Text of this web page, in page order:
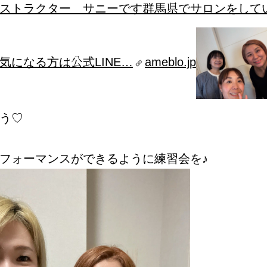
トラクター サニーです群馬県でサロンをして
になる方は公式LINE… ameblo.jp
♡
ォーマンスができるように練習会を♪